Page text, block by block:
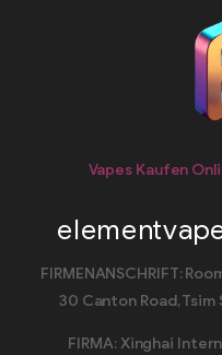
Vapes Kaufen
FIRMENANSCHRIFT:
30 Canton Road, Tsim
FIRMA: Xinghai